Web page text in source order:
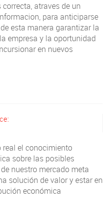
atraves de un
para anticiparse
esta manera garantizar la
empresa y la oportunidad
en nuevos
real el conocimiento
sobre las posibles
nuestro mercado meta
solución de valor y estar en
económica